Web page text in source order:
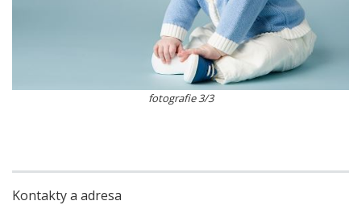
fotografie 3/3
Kontakty a adresa